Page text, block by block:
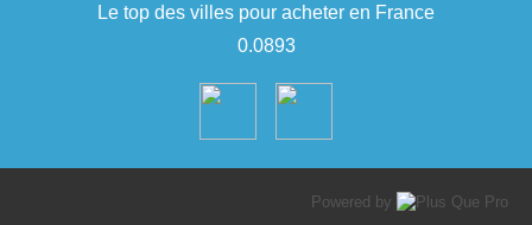
Le top des villes pour acheter en France
0.0893
Powered by